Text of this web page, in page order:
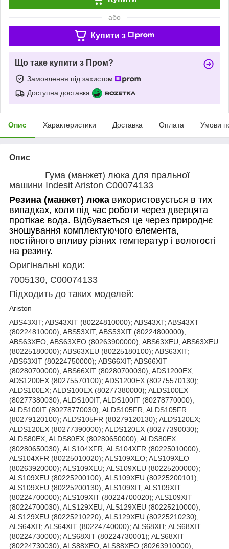
або
Купити з
Що таке купити з Пром?
Замовлення під захистом
Доступна доставка
Опис Характеристики Доставка Оплата Умови
Опис
Гума (манжет) люка для пральної
машини Indesit Ariston C00074133
Резина (манжет) люка використовується в тих
випадках, коли під час роботи через дверцята
протікає вода. Відбувається це через природнє
зношування комплектуючого елемента,
постійного впливу різних температур і вологості
на резину.
Оригінальні коди:
7005130, C00074133
Підходить до таких моделей:
Ariston
ABS43XIT; ABS43XIT (80224810000); ABS43XT; ABS43XT
(80224810000); ABS53XIT; ABS53XIT (80224800000);
ABS63XEO; ABS63XEO (80263900000); ABS63XEU; ABS63XEU
(80225180000); ABS63XEU (80225180100); ABS63XIT;
ABS63XIT (80224750000); ABS66XIT; ABS66XIT
(80280700000); ABS66XIT (80280700030); ADS1200EX;
ADS1200EX (80275570100); ADS1200EX (80275570130);
ALDS100EX; ALDS100EX (80277380000); ALDS100EX
(80277380030); ALDS100IT; ALDS100IT (80278770000);
ALDS100IT (80278770030); ALDS105FR; ALDS105FR
(80279120100); ALDS105FR (80279120130); ALDS120EX;
ALDS120EX (80277390000); ALDS120EX (80277390030);
ALDS80EX; ALDS80EX (80280650000); ALDS80EX
(80280650030); ALS104XFR; ALS104XFR (80225010000);
ALS104XFR (80225010020); ALS109XEO; ALS109XEO
(80263920000); ALS109XEU; ALS109XEU (80225200000);
ALS109XEU (80225200100); ALS109XEU (80225200101);
ALS109XEU (80225200130); ALS109XIT; ALS109XIT
(80224700000); ALS109XIT (80224700020); ALS109XIT
(80224700030); ALS129XEU; ALS129XEU (80225210000);
ALS129XEU (80225210220); ALS129XEU (80225210230);
ALS64XIT; ALS64XIT (80224740000); ALS68XIT; ALS68XIT
(80224730000); ALS68XIT (80224730001); ALS68XIT
(80224730030); ALS88XEO; ALS88XEO (80263910000);